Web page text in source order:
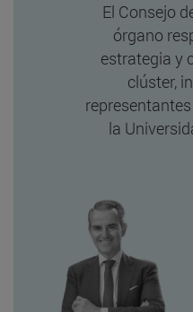
El Consejo
órgano
estrategia y
clúster,
la